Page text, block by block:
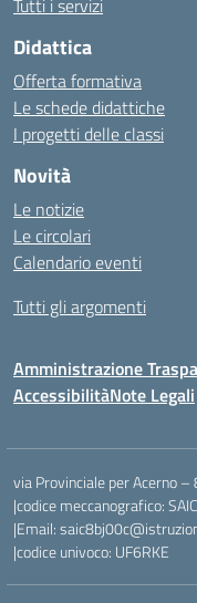
Tutti i servizi
Didattica
Offerta formativa
Le schede didattiche
I progetti delle classi
Novità
Le notizie
Le circolari
Calendario eventi
Tutti gli argomenti
Amministrazione
AccessibilitàNote Legali
via Provinciale per Acerno
|codice meccanografico:
|Email:
|codice univoco: UF6RKE